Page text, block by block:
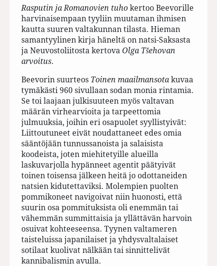
Rasputin ja Romanovien tuhokertoo Beevorille
harvinaisempaan tyyliin muutaman ihmisen
kautta suuren valtakunnan tilasta. Hieman
samantyylinen kirja häneltä on natsi-Saksasta
ja Neuvostoliitosta kertova Olga Tšehovan
arvoitus.
Beevorin suurteos Toinen maailmansotakuvaa
tymäkästi 960 sivullaan sodan monia rintamia.
Se toi laajaan julkisuuteen myös valtavan
määrän virhearvioita ja tarpeettomia
julmuuksia, joihin eri osapuolet syyllistyivät:
Liittoutuneet eivät noudattaneet edes omia
sääntöjään tunnussanoista ja salaisista
koodeista, joten miehitetyille alueilla
laskuvarjolla hypänneet agentit päätyivät
toinen toisensa jälkeen heitä jo odottaneiden
natsien kidutettaviksi. Molempien puolten
pommikoneet navigoivat niin huonosti, että
suurin osa pommituksista oli enemmän tai
vähemmän summittaisia ja yllättävän harvoin
osuivat kohteeseensa. Tyynen valtameren
taisteluissa japanilaiset ja yhdysvaltalaiset
sotilaat kuolivat nälkään tai sinnittelivät
kannibalismin avulla.